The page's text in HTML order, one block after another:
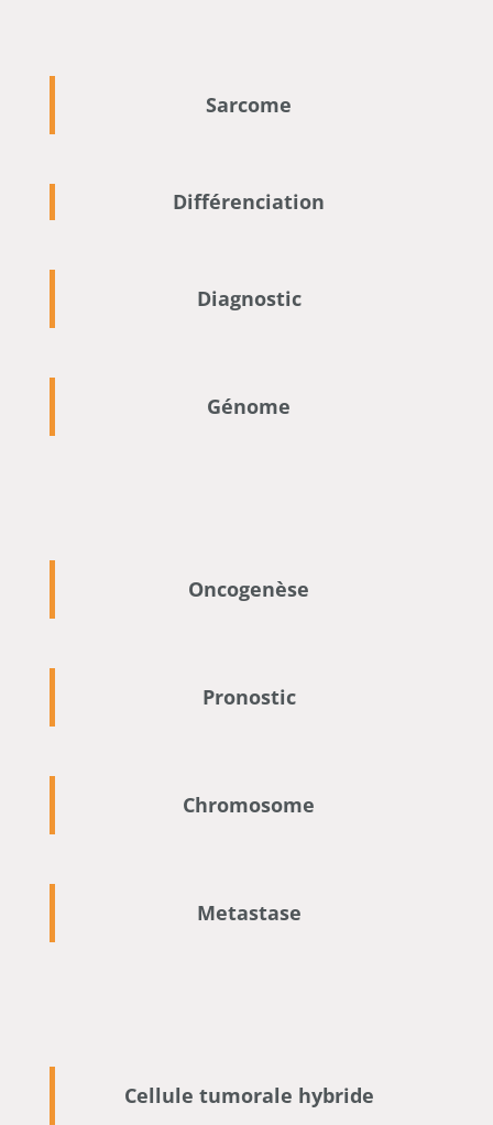
Sarcome
Différenciation
Diagnostic
Génome
Oncogenèse
Pronostic
Chromosome
Metastase
Cellule tumorale hybride